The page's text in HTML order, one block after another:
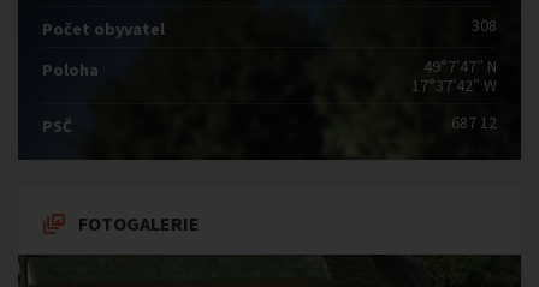
Počet obyvatel 308
Poloha
49°7′47″ N
17°37′42″ W
PSČ
687 12
FOTOGALERIE